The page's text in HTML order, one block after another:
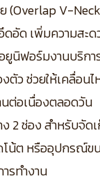
(Overlap V-
อัด เพิ่มความสะด
ยูนิฟอร์มงานบริกา
ว ช่วยให้เคลื่อนไ
ต่อเนื่องตลอดวัน
ง 2 ช่อง สำหรับจั
โน้ต หรืออุปกรณ์ข
รทำงาน